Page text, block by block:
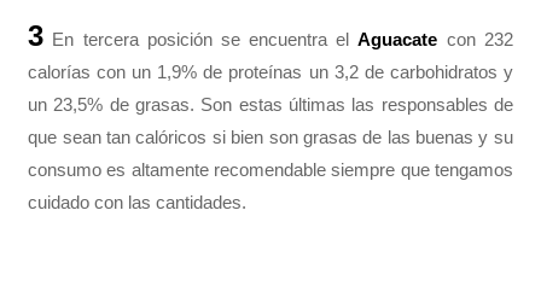
3 En tercera posición se encuentra elAguacate con 232
calorías con un 1,9% de proteínas un 3,2 de carbohidratos y
un 23,5% de grasas. Son estas últimas las responsables de
que sean tan calóricos si bien son grasas de las buenas y su
consumo es altamente recomendable siempre que tengamos
cuidado con las cantidades.